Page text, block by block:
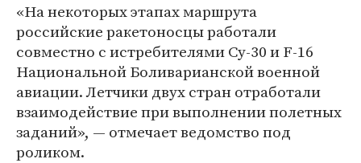
«На некоторых этапах маршрута
российские ракетоносцы работали
совместно с истребителями Су-30 и F-16
Национальной Боливарианской военной
авиации. Летчики двух стран отработали
взаимодействие при выполнении полетных
заданий», — отмечает ведомство под
роликом.